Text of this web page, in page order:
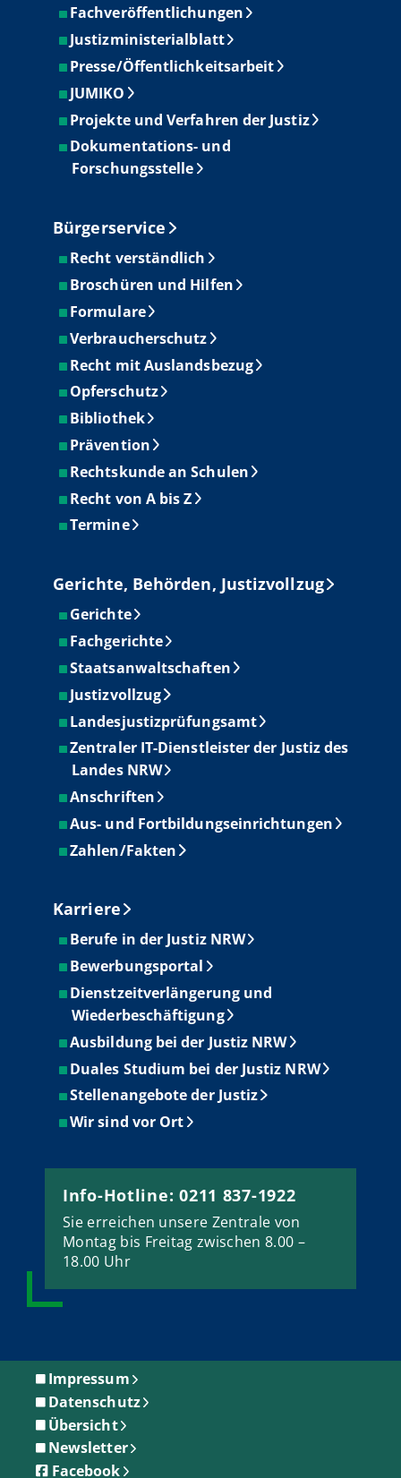
Fachveröffentlichungen
Justizministerialblatt
Presse/Öffentlichkeitsarbeit
JUMIKO
Projekte und Verfahren der Justiz
Dokumentations- und
Forschungsstelle
Bürgerservice
Recht verständlich
Broschüren und Hilfen
Formulare
Verbraucherschutz
Recht mit Auslandsbezug
Opferschutz
Bibliothek
Prävention
Rechtskunde an Schulen
Recht von A bis Z
Termine
Gerichte, Behörden, Justizvollzug
Gerichte
Fachgerichte
Staatsanwaltschaften
Justizvollzug
Landesjustizprüfungsamt
Zentraler IT-Dienstleister der Justiz des
Landes NRW
Anschriften
Aus- und Fortbildungseinrichtungen
Zahlen/Fakten
Karriere
Berufe in der Justiz NRW
Bewerbungsportal
Dienstzeitverlängerung und
Wiederbeschäftigung
Ausbildung bei der Justiz NRW
Duales Studium bei der Justiz NRW
Stellenangebote der Justiz
Wir sind vor Ort
Info-Hotline: 0211 837-1922
Sie erreichen unsere Zentrale von
Montag bis Freitag zwischen 8.00 –
18.00 Uhr
Impressum
Datenschutz
Übersicht
Newsletter
Facebook